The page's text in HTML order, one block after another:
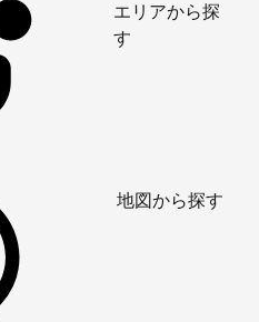
エリアから探
す
地図から探す